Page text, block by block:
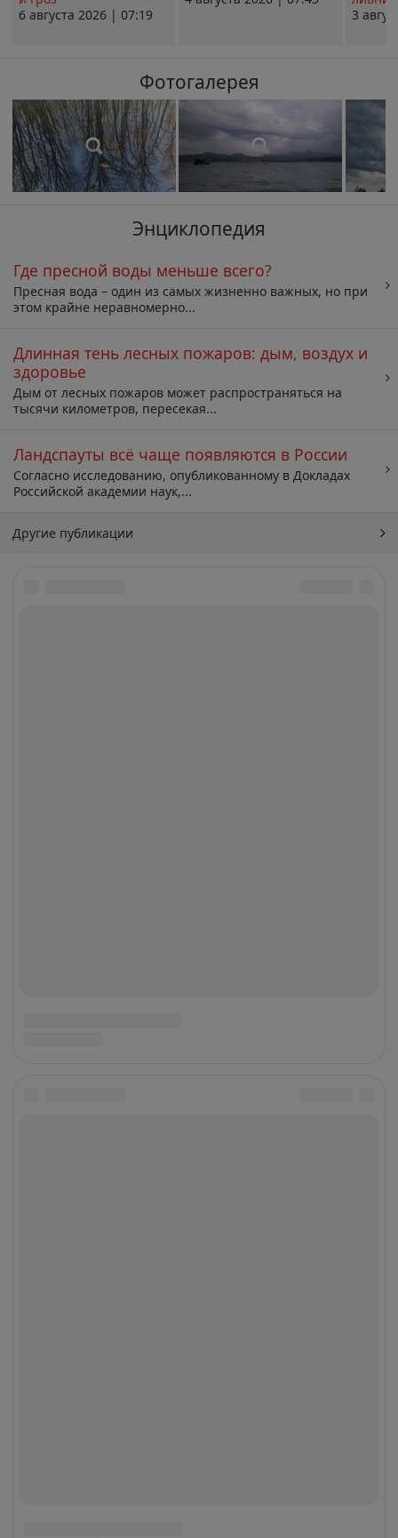
6 августа 2026 | 07:19
3
Фотогалерея
Энциклопедия
Где пресной воды меньше всего?
Пресная вода – один из самых жизненно важных, но при
этом крайне неравномерно...
Длинная тень лесных пожаров: дым, воздух и
здоровье
Дым от лесных пожаров может распространяться на
тысячи километров, пересекая...
Ландспауты всё чаще появляются в России
Согласно исследованию, опубликованному в Докладах
Российской академии наук,...
Другие публикации